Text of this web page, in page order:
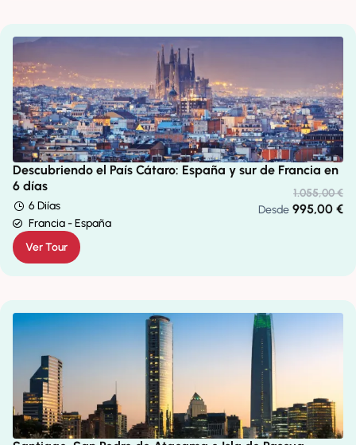
Descubriendo el País Cátaro: España y sur de Francia en
6 días
6 Diías
Francia - España
1.055,00€
Desde 995,00 €
Ver Tour